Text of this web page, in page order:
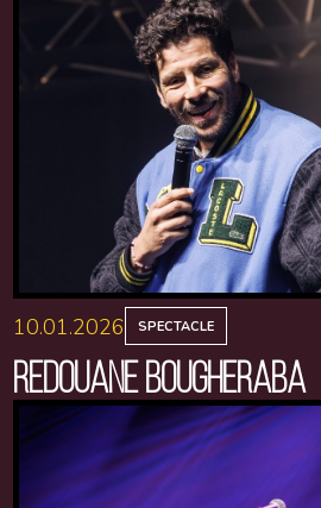
10.01.2026 SPECTACLE
REDOUANE BOUGHERABA